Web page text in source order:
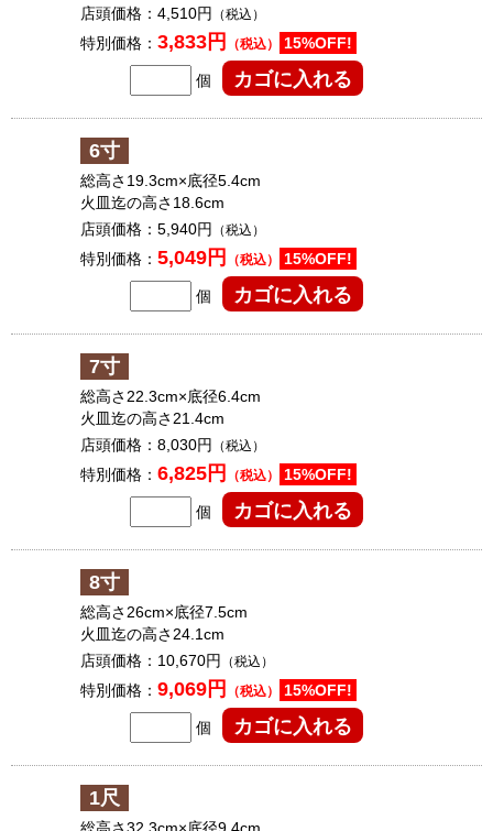
店頭価格： 4,510円 （税込）
特別価格： 3,833円 （税込） 15%OFF!
個
6寸
総高さ19.3cm×底径5.4cm
火皿迄の高さ18.6cm
店頭価格： 5,940円 （税込）
特別価格： 5,049円 （税込） 15%OFF!
個
7寸
総高さ22.3cm×底径6.4cm
火皿迄の高さ21.4cm
店頭価格： 8,030円 （税込）
特別価格： 6,825円 （税込） 15%OFF!
個
8寸
総高さ26cm×底径7.5cm
火皿迄の高さ24.1cm
店頭価格： 10,670円 （税込）
特別価格： 9,069円 （税込） 15%OFF!
個
1尺